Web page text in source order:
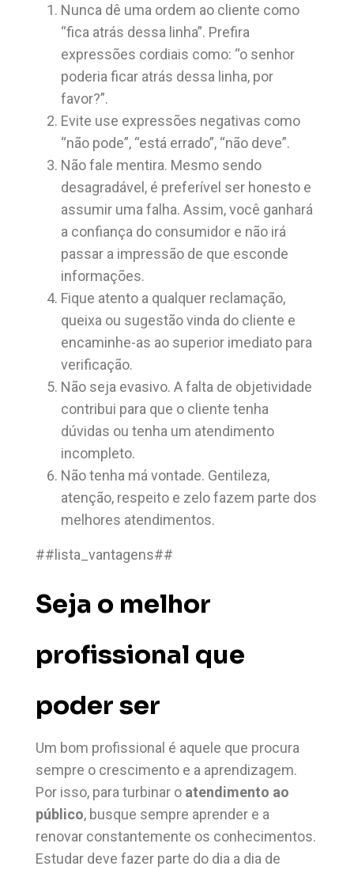
Nunca dê uma ordem ao cliente como
“fica atrás dessa linha”. Prefira
expressões cordiais como: “o senhor
poderia ficar atrás dessa linha, por
favor?”.
Evite use expressões negativas como
“não pode”, “está errado”, “não deve”.
Não fale mentira. Mesmo sendo
desagradável, é preferível ser honesto e
assumir uma falha. Assim, você ganhará
a confiança do consumidor e não irá
passar a impressão de que esconde
informações.
Fique atento a qualquer reclamação,
queixa ou sugestão vinda do cliente e
encaminhe-as ao superior imediato para
verificação.
Não seja evasivo. A falta de objetividade
contribui para que o cliente tenha
dúvidas ou tenha um atendimento
incompleto.
Não tenha má vontade. Gentileza,
atenção, respeito e zelo fazem parte dos
melhores atendimentos.
##lista_vantagens##
Seja o melhor
profissional que
poder ser
Um bom profissional é aquele que procura
sempre o crescimento e a aprendizagem.
Por isso, para turbinar o atendimento ao
público, busque sempre aprender e a
renovar constantemente os conhecimentos.
Estudar deve fazer parte do dia a dia de